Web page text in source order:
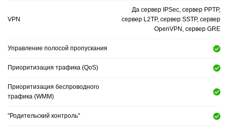
VPN
Да сервер IPSec, сервер PPTP,
сервер L2TP, сервер SSTP, сервер
OpenVPN, сервер GRE
Управление полосой пропускания
Приоритизация трафика (QoS)
Приоритизация беспроводного
трафика (WMM)
"Родительский контроль"